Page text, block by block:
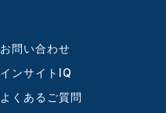
お問い合わせ
インサイトIQ
よくあるご質問